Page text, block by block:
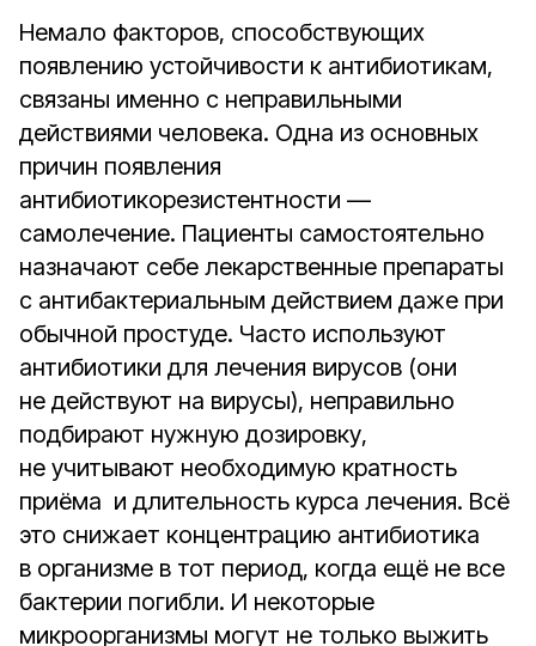
Немало факторов, способствующих
появлению устойчивости к антибиотикам,
связаны именно с неправильными
действиями человека. Одна из основных
причин появления
антибиотикорезистентности —
самолечение. Пациенты самостоятельно
назначают себе лекарственные препараты
с антибактериальным действием даже при
обычной простуде. Часто используют
антибиотики для лечения вирусов (они
не действуют на вирусы), неправильно
подбирают нужную дозировку,
не учитывают необходимую кратность
приёма и длительность курса лечения. Всё
это снижает концентрацию антибиотика
в организме в тот период, когда ещё не все
бактерии погибли. И некоторые
микроорганизмы могут не только выжить